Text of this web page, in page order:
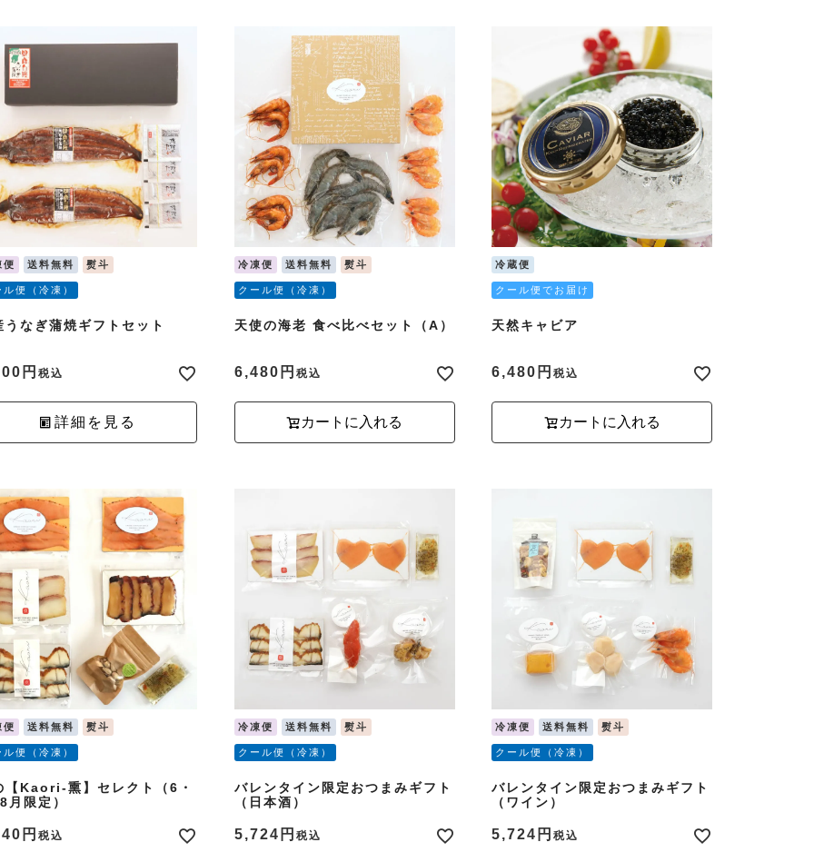
便 送料無料 熨斗
ル便（冷凍）
うなぎ蒲焼ギフトセット
税込
詳細を見る
冷凍便 送料無料 熨斗
クール便（冷凍）
天使の海老 食べ比べセット（A）
6,480 税込
カートに入れる
冷蔵便
クール便でお届け
天然キャビア
6,480 税込
カートに入れる
便 送料無料 熨斗
ル便（冷凍）
【Kaori-熏】セレクト（6・
月限定）
税込
冷凍便 送料無料 熨斗
クール便（冷凍）
バレンタイン限定おつまみギフト
（日本酒）
5,724 税込
冷凍便 送料無料 熨斗
クール便（冷凍）
バレンタイン限定おつまみギフト
（ワイン）
5,724 税込